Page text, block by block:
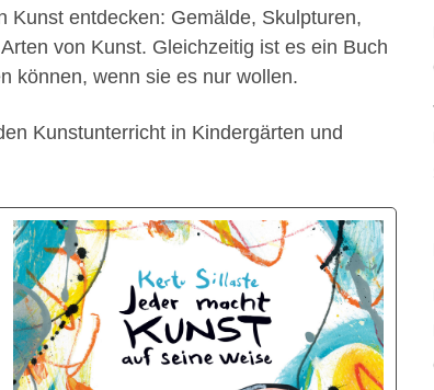
Kunst entdecken: Gemälde, Skulpturen,
von Kunst. Gleichzeitig ist es ein Buch
können, wenn sie es nur wollen.
Kunstunterricht in Kindergärten und